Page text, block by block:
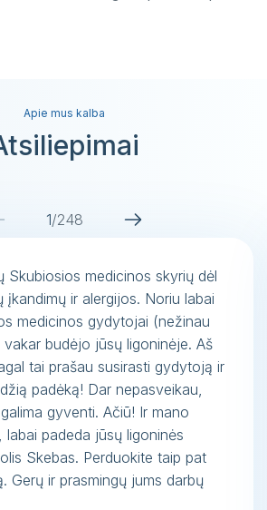
Apie mus kalba
1/248
Skubiosios medicinos skyrių dėl
įkandimų ir alergijos. Noriu labai
medicinos gydytojai (nežinau
budėjo jūsų ligoninėje. Aš
tai prašau susirasti gydytoją ir
padėką! Dar nepasveikau,
gyventi. Ačiū! Ir mano
labai padeda jūsų ligoninės
Skebas. Perduokite taip pat
Gerų ir prasmingų jums darbų